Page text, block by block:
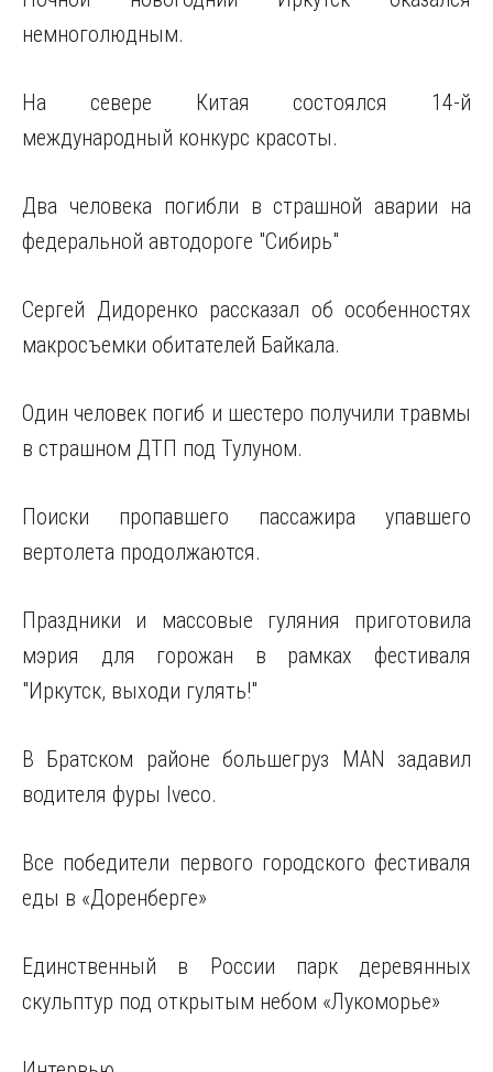
немноголюдным.
На севере Китая состоялся 14-й
международный конкурс красоты.
Два человека погибли в страшной аварии на
федеральной автодороге "Сибирь"
Сергей Дидоренко рассказал об особенностях
макросъемки обитателей Байкала.
Один человек погиб и шестеро получили травмы
в страшном ДТП под Тулуном.
Поиски пропавшего пассажира упавшего
вертолета продолжаются.
Праздники и массовые гуляния приготовила
мэрия для горожан в рамках фестиваля
"Иркутск, выходи гулять!"
В Братском районе большегруз MAN задавил
водителя фуры Iveco.
Все победители первого городского фестиваля
еды в «Доренберге»
Единственный в России парк деревянных
скульптур под открытым небом «Лукоморье»